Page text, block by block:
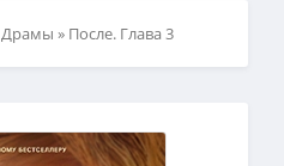
Драмы » После. Глава 3